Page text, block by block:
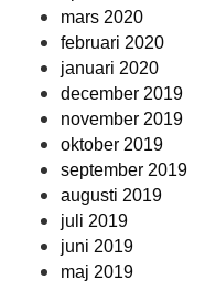
mars 2020
februari 2020
januari 2020
december 2019
november 2019
oktober 2019
september 2019
augusti 2019
juli 2019
juni 2019
maj 2019